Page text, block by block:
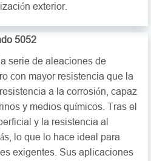
exterior.
5052
serie de aleaciones de
con mayor resistencia que la
a la corrosión, capaz
y medios químicos. Tras el
y la resistencia al
lo que lo hace ideal para
exigentes. Sus aplicaciones